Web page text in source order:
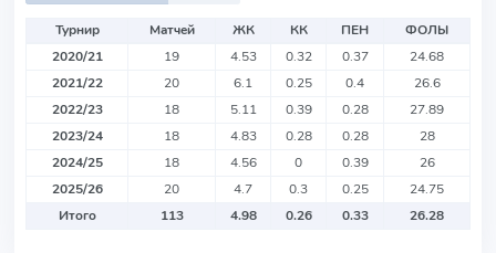
Турнир Матчей ЖК КК ПЕН
ФОЛЫ
2020/21
19 4.53 0.32 0.37
24.68
2021/22
20 6.1 0.25 0.4
26.6
2022/23
18 5.11 0.39 0.28
27.89
2023/24
18 4.83 0.28 0.28
28
2024/25
18 4.56 0 0.39
26
2025/26
20 4.7 0.3 0.25
24.75
Итого
113 4.98 0.26 0.33 26.28